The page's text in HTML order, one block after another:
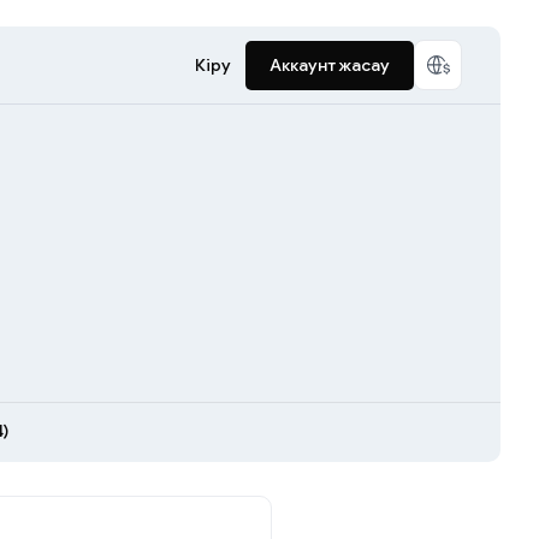
Кіру Аккаунт жасау